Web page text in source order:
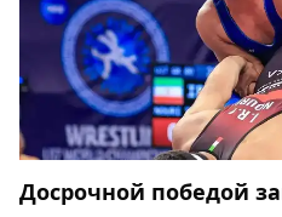
Досрочной победой